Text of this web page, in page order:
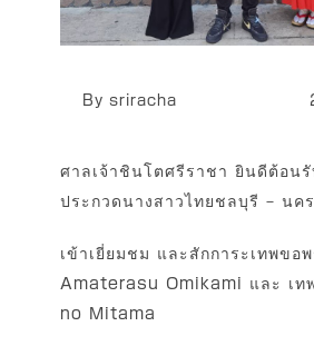
By sriracha
ศาลเจ้าชินโตศรีราชา ยินดีต้อนรั
ประกวดนางสาวไทยชลบุรี – น
เข้าเยี่ยมชม และสักการะเทพขอพ
Amaterasu Omikami และ เท
no Mitama